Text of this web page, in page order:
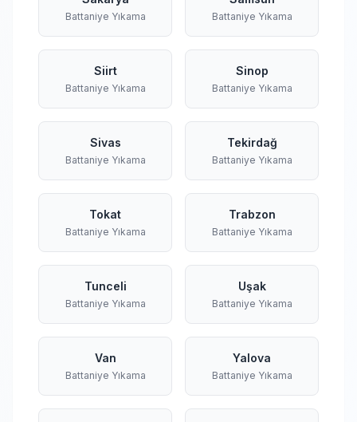
Battaniye Yıkama Battaniye Yıkama
Siirt
Battaniye Yıkama
Sinop
Battaniye Yıkama
Sivas
Battaniye Yıkama
Tekirdağ
Battaniye Yıkama
Tokat
Battaniye Yıkama
Trabzon
Battaniye Yıkama
Tunceli
Battaniye Yıkama
Uşak
Battaniye Yıkama
Van
Battaniye Yıkama
Yalova
Battaniye Yıkama